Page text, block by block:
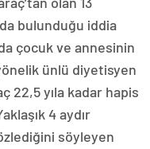
bulunduğu iddia
çocuk ve annesinin
ünlü diyetisyen
22,5 yıla kadar hapis
4 aydır
söyleyen